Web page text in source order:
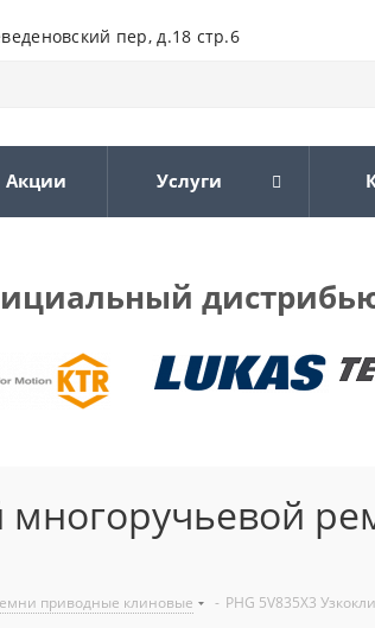
пер, д.18 стр.6
Акции Услуги
многоручьевой
приводные клиновые - PHG 5V835X3